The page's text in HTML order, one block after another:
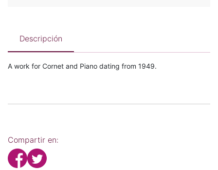
Descripción
A work for Cornet and Piano dating from 1949.
Compartir en: